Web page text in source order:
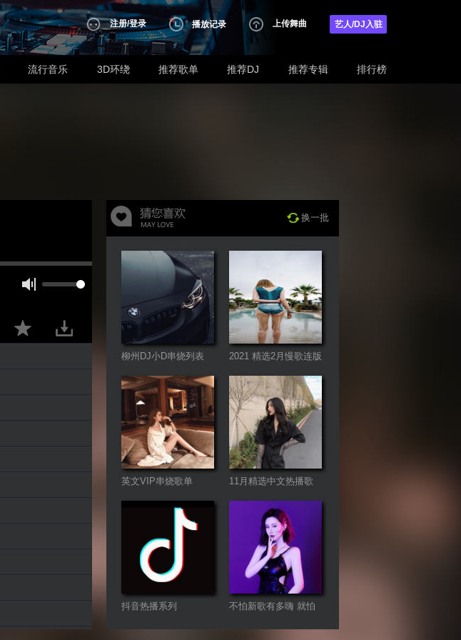
注册/登录 播放记录 上传舞曲 艺人/DJ入驻
流行音乐 3D环绕 推荐歌单 推荐DJ 推荐专辑 排行榜
换一批
柳州DJ小D串烧列表
2021 精选2月慢歌连版
音乐串烧
英文VIP串烧歌单
11月精选中文热播歌
曲合集
抖音热播系列
不怕新歌有多嗨 就怕